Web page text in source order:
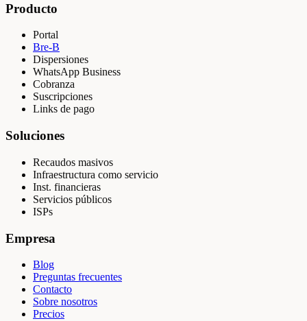
Producto
Portal
Bre-B
Dispersiones
WhatsApp Business
Cobranza
Suscripciones
Links de pago
Soluciones
Recaudos masivos
Infraestructura como servicio
Inst. financieras
Servicios públicos
ISPs
Empresa
Blog
Preguntas frecuentes
Contacto
Sobre nosotros
Precios